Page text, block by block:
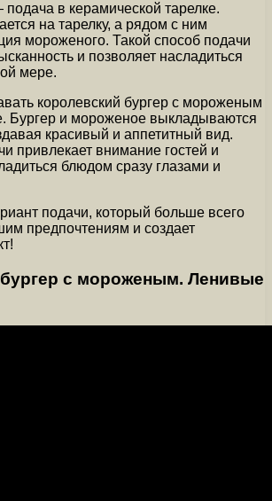
в керамической тарелке.
на тарелку, а рядом с ним
мороженого. Такой способ подачи
и позволяет насладиться
мере.
королевский бургер с мороженым
Бургер и мороженое выкладываются
красивый и аппетитный вид.
привлекает внимание гостей и
блюдом сразу глазами и
подачи, который больше всего
предпочтениям и создает
с мороженым. Ленивые